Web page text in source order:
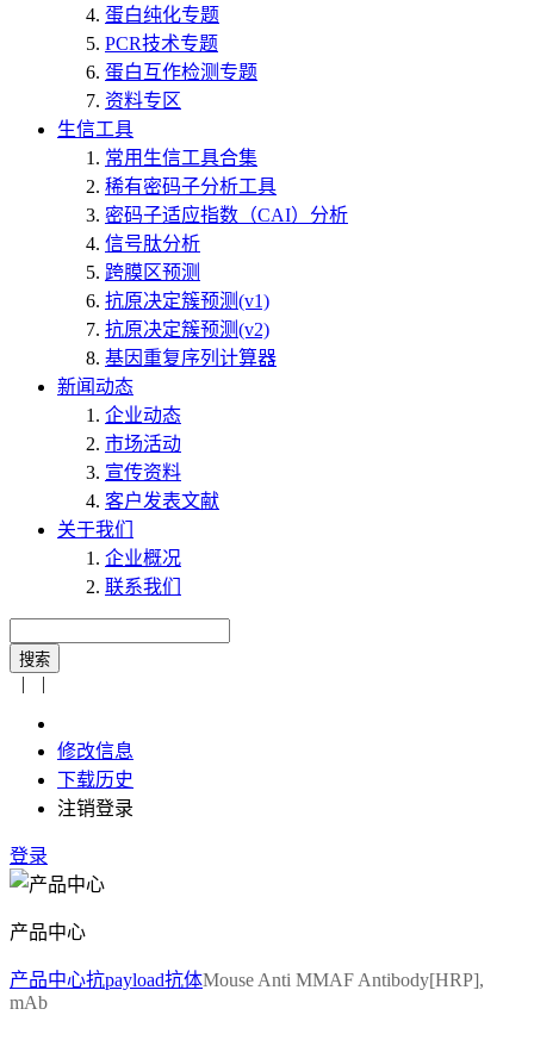
蛋白纯化专题
PCR技术专题
蛋白互作检测专题
资料专区
生信工具
常用生信工具合集
稀有密码子分析工具
密码子适应指数（CAI）分析
信号肽分析
跨膜区预测
抗原决定簇预测(v1)
抗原决定簇预测(v2)
基因重复序列计算器
新闻动态
企业动态
市场活动
宣传资料
客户发表文献
关于我们
企业概况
联系我们
搜索
| |
修改信息
下载历史
注销登录
登录
产品中心
产品中心抗payload抗体Mouse Anti MMAF Antibody[HRP],
mAb